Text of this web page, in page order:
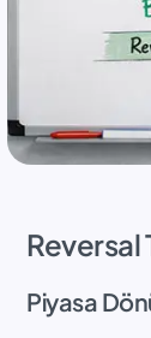
Reversal
Piyasa